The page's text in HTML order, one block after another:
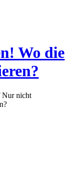
Wo die
Nur nicht